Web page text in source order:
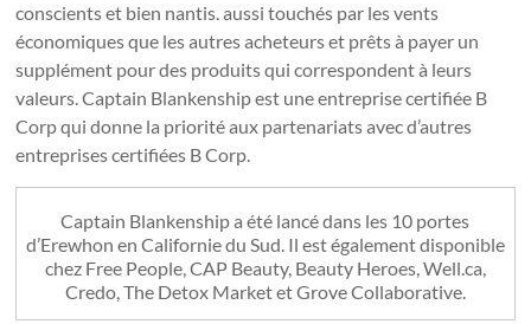
conscients et bien nantis. aussi touchés par les vents
économiques que les autres acheteurs et prêts à payer un
supplément pour des produits qui correspondent à leurs
valeurs. Captain Blankenship est une entreprise certifiée B
Corp qui donne la priorité aux partenariats avec d’autres
entreprises certifiées B Corp.
Captain Blankenship a été lancé dans les 10 portes
d’Erewhon en Californie du Sud. Il est également disponible
chez Free People, CAP Beauty, Beauty Heroes, Well.ca,
Credo, The Detox Market et Grove Collaborative.